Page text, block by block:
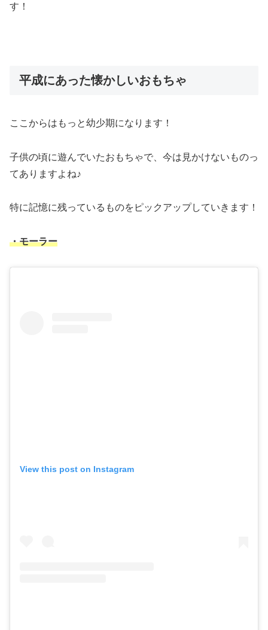
す！
平成にあった懐かしいおもちゃ
ここからはもっと幼少期になります！
子供の頃に遊んでいたおもちゃで、今は見かけないものっ
てありますよね♪
特に記憶に残っているものをピックアップしていきます！
・モーラー
View this post on Instagram